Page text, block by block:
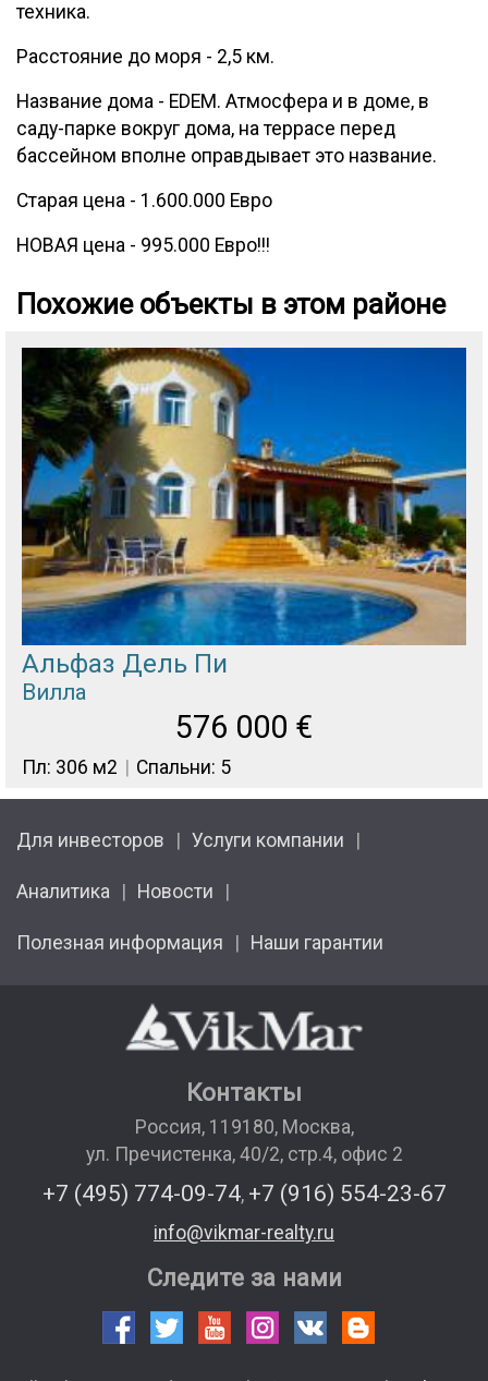
техника.
Расстояние до моря - 2,5 км.
Название дома - EDEM. Атмосфера и в доме, в
саду-парке вокруг дома, на террасе перед
бассейном вполне оправдывает это название.
Старая цена - 1.600.000 Евро
НОВАЯ цена - 995.000 Евро!!!
Похожие объекты в этом районе
Альфаз Дель Пи
Вилла
576 000 €
Пл: 306 м2 Спальни: 5
Для инвесторов Услуги компании
Аналитика Новости
Полезная информация Наши гарантии
Контакты
Россия, 119180, Москва,
ул. Пречистенка, 40/2, стр.4, офис 2
+7 (495) 774-09-74, +7 (916) 554-23-67
info@vikmar-realty.ru
Следите за нами